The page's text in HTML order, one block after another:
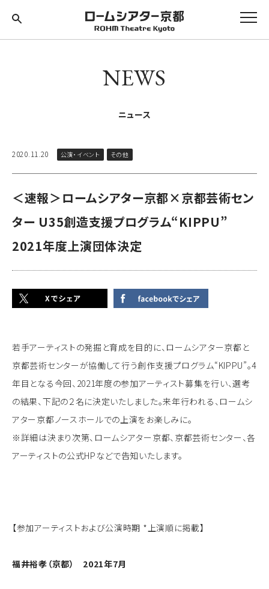
NEWS
ニュース
2020.11.20 公演・イベント その他
＜速報＞ロームシアター京都×京都芸術セン
ター U35創造支援プログラム“KIPPU”
2021年度上演団体決定
若手アーティストの発掘と育成を目的に、ロームシアター京都と
京都芸術センターが協働して行う創作支援プログラム“KIPPU”。4
年目となる今回、2021年度の参加アーティスト募集を行い、選考
の結果、下記の２名に決定いたしました。来年行われる、ロームシ
アター京都ノースホールでの上演をお楽しみに。
※詳細は決まり次第、ロームシアター京都、京都芸術センター、各
アーティストの公式HPなどで告知いたします。
【参加アーティストおよび公演時期 *上演順に掲載】
福井裕孝（京都） 2021年7月